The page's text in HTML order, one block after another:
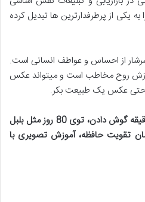
یکی از پرطرفدارترین ها تبدیل کرده
از احساس و عواطف انسانی است.
روح مخاطب است و میتواند عکس
حتی عکس یک طبیعت بکر.
با ، هر زبانی رو فقط با روزانه 5 دقیقه گوش دادن، توی 80 روز مثل بلبل
تقویت حافظه، آموزش تصویری با